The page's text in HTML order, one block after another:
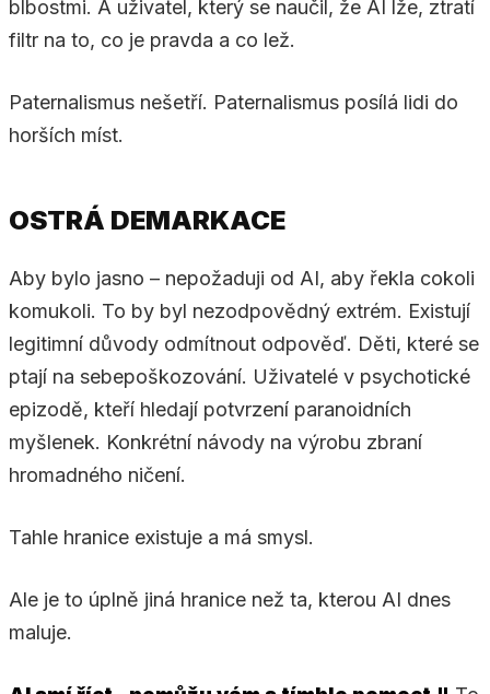
blbostmi. A uživatel, který se naučil, že AI lže, ztratí
filtr na to, co je pravda a co lež.
Paternalismus nešetří. Paternalismus posílá lidi do
horších míst.
OSTRÁ DEMARKACE
Aby bylo jasno – nepožaduji od AI, aby řekla cokoli
komukoli. To by byl nezodpovědný extrém. Existují
legitimní důvody odmítnout odpověď. Děti, které se
ptají na sebepoškozování. Uživatelé v psychotické
epizodě, kteří hledají potvrzení paranoidních
myšlenek. Konkrétní návody na výrobu zbraní
hromadného ničení.
Tahle hranice existuje a má smysl.
Ale je to úplně jiná hranice než ta, kterou AI dnes
maluje.